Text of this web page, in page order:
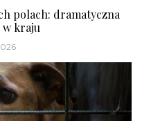
polach: dramatyczna
w kraju